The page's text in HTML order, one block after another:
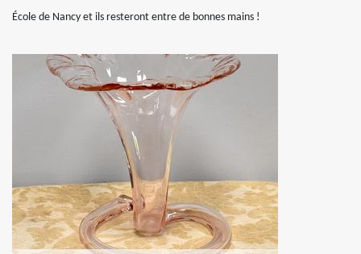
École de Nancy et ils resteront entre de bonnes mains !